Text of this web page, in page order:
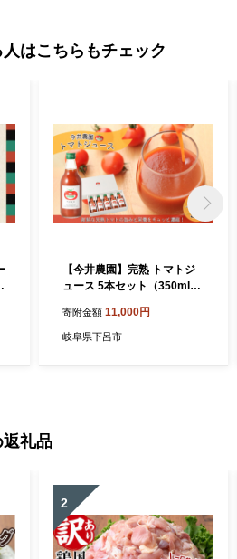
はこちらもチェック
【今井農園】完熟 トマトジ
ュース 5本セット（350ml×5
飲料 野菜ジュース トマト 飲
料 完熟トマトジュース
寄附金額 11,000円
岐阜県下呂市
返礼品
2